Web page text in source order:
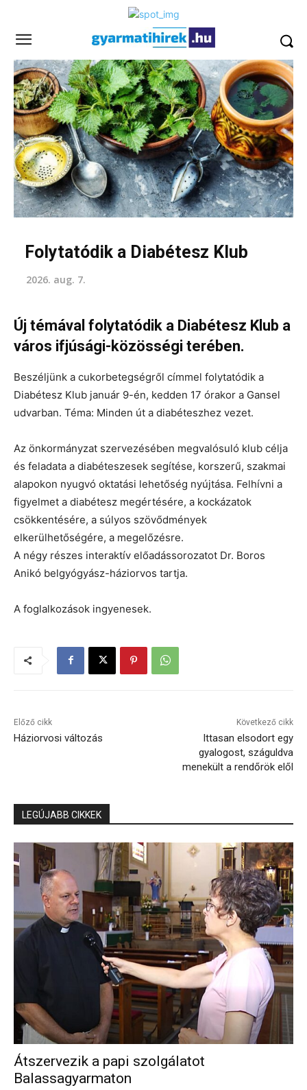
Folytatódik a Diabétesz Klub
2026. aug. 7.
Új témával folytatódik a Diabétesz Klub a
város ifjúsági-közösségi terében.
Beszéljünk a cukorbetegségről címmel folytatódik a
Diabétesz Klub január 9-én, kedden 17 órakor a Gansel
udvarban. Téma: Minden út a diabéteszhez vezet.
Az önkormányzat szervezésében megvalósuló klub célja
és feladata a diabéteszesek segítése, korszerű, szakmai
alapokon nyugvó oktatási lehetőség nyújtása. Felhívni a
figyelmet a diabétesz megértésére, a kockázatok
csökkentésére, a súlyos szövődmények
elkerülhetőségére, a megelőzésre.
A négy részes interaktív előadássorozatot Dr. Boros
Anikó belgyógyász-háziorvos tartja.
A foglalkozások ingyenesek.
Előző cikk
Háziorvosi változás
Következő cikk
Ittasan elsodort egy
gyalogost, száguldva
menekült a rendőrök elől
LEGÚJABB CIKKEK
Átszervezik a papi szolgálatot
Balassagyarmaton